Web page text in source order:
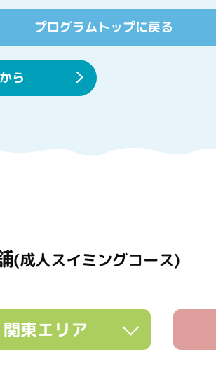
プログラムトップに戻る
ら
(成人スイミングコース)
関東エリア